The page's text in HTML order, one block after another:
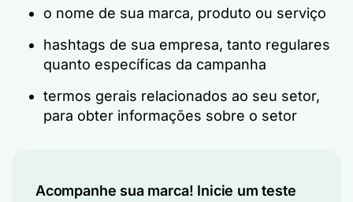
o nome de sua marca, produto ou serviço
hashtags de sua empresa, tanto regulares
quanto específicas da campanha
termos gerais relacionados ao seu setor,
para obter informações sobre o setor
Acompanhe sua marca! Inicie um teste